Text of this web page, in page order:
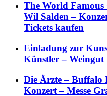
The World
Wil Salden –
Tickets kaufen
Einladung zur
Künstler – Weingut
Die Ärzte – Buffalo
Konzert – Messe